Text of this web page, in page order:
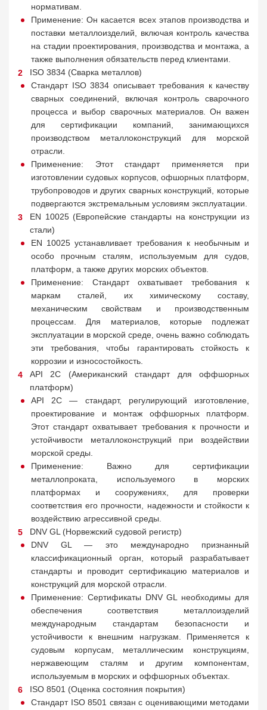
нормативам.
Применение: Он касается всех этапов производства и
поставки металлоизделий, включая контроль качества
на стадии проектирования, производства и монтажа, а
также выполнения обязательств перед клиентами.
ISO 3834 (Сварка металлов)
Стандарт ISO 3834 описывает требования к качеству
сварных соединений, включая контроль сварочного
процесса и выбор сварочных материалов. Он важен
для сертификации компаний, занимающихся
производством металлоконструкций для морской
отрасли.
Применение: Этот стандарт применяется при
изготовлении судовых корпусов, офшорных платформ,
трубопроводов и других сварных конструкций, которые
подвергаются экстремальным условиям эксплуатации.
EN 10025 (Европейские стандарты на конструкции из
стали)
EN 10025 устанавливает требования к необычным и
особо прочным сталям, используемым для судов,
платформ, а также других морских объектов.
Применение: Стандарт охватывает требования к
маркам сталей, их химическому составу,
механическим свойствам и производственным
процессам. Для материалов, которые подлежат
эксплуатации в морской среде, очень важно соблюдать
эти требования, чтобы гарантировать стойкость к
коррозии и износостойкость.
API 2C (Американский стандарт для оффшорных
платформ)
API 2C — стандарт, регулирующий изготовление,
проектирование и монтаж оффшорных платформ.
Этот стандарт охватывает требования к прочности и
устойчивости металлоконструкций при воздействии
морской среды.
Применение: Важно для сертификации
металлопроката, используемого в морских
платформах и сооружениях, для проверки
соответствия его прочности, надежности и стойкости к
воздействию агрессивной среды.
DNV GL (Норвежский судовой регистр)
DNV GL — это международно признанный
классификационный орган, который разрабатывает
стандарты и проводит сертификацию материалов и
конструкций для морской отрасли.
Применение: Сертификаты DNV GL необходимы для
обеспечения соответствия металлоизделий
международным стандартам безопасности и
устойчивости к внешним нагрузкам. Применяется к
судовым корпусам, металлическим конструкциям,
нержавеющим сталям и другим компонентам,
используемым в морских и оффшорных объектах.
ISO 8501 (Оценка состояния покрытия)
Стандарт ISO 8501 связан с оценивающими методами